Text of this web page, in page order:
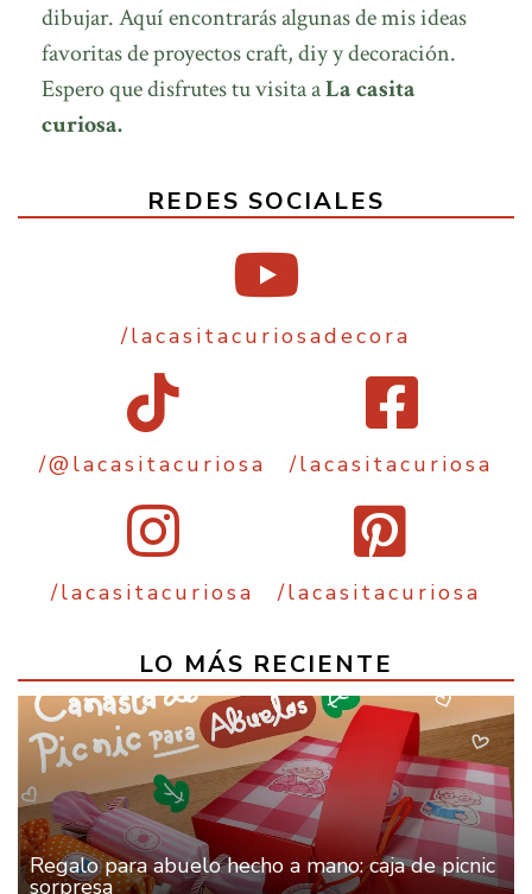
dibujar. Aquí encontrarás algunas de mis ideas
favoritas de proyectos craft, diy y decoración.
Espero que disfrutes tu visita aLa casita
curiosa.
REDES SOCIALES
/lacasitacuriosadecora
/@lacasitacuriosa /lacasitacuriosa
/lacasitacuriosa /lacasitacuriosa
LO MÁS RECIENTE
Regalo para abuelo hecho a mano: caja de picnic
sorpresa